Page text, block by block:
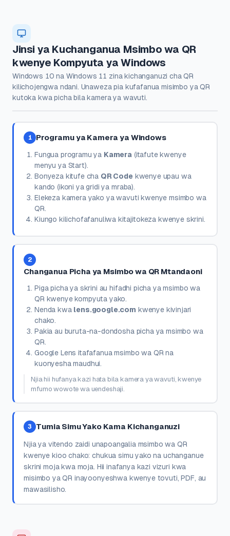
Jinsi ya Kuchanganua Msimbo wa QR
kwenye Kompyuta ya Windows
Windows 10 na Windows 11 zina kichanganuzi cha QR
kilichojengwa ndani. Unaweza pia kufafanua misimbo ya QR
kutoka kwa picha bila kamera ya wavuti.
1 Programu ya Kamera ya Windows
Fungua programu ya Kamera (itafute kwenye
menyu ya Start).
Bonyeza kitufe cha QR Code kwenye upau wa
kando (ikoni ya gridi ya mraba).
Elekeza kamera yako ya wavuti kwenye msimbo wa
QR.
Kiungo kilichofafanuliwa kitajitokeza kwenye skrini.
2
Changanua Picha ya Msimbo wa QR Mtandaoni
Piga picha ya skrini au hifadhi picha ya msimbo wa
QR kwenye kompyuta yako.
Nenda kwa lens.google.com kwenye kivinjari
chako.
Pakia au buruta-na-dondosha picha ya msimbo wa
QR.
Google Lens itafafanua msimbo wa QR na
kuonyesha maudhui.
Njia hii hufanya kazi hata bila kamera ya wavuti, kwenye
mfumo wowote wa uendeshaji.
3 Tumia Simu Yako Kama Kichanganuzi
Njia ya vitendo zaidi unapoangalia msimbo wa QR
kwenye kioo chako: chukua simu yako na uchanganue
skrini moja kwa moja. Hii inafanya kazi vizuri kwa
misimbo ya QR inayoonyeshwa kwenye tovuti, PDF, au
mawasilisho.